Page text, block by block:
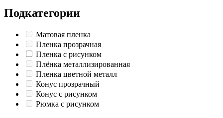
Подкатегории
Матовая пленка
Пленка прозрачная
Пленка с рисунком
Плёнка металлизированная
Пленка цветной металл
Конус прозрачный
Конус с рисунком
Рюмка с рисунком